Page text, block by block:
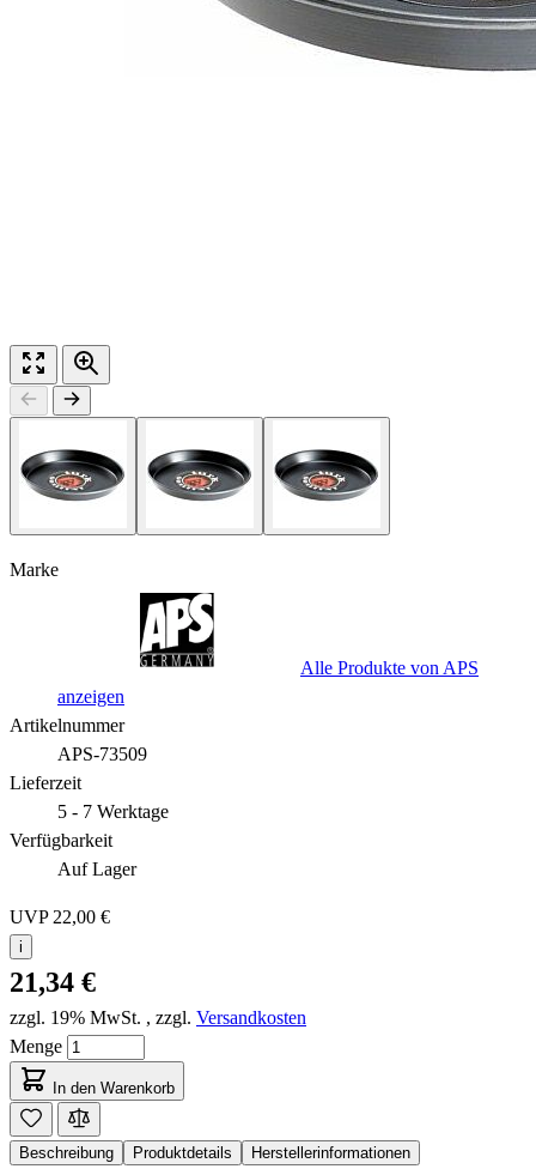
Marke
Alle Produkte von APS
anzeigen
Artikelnummer
APS-73509
Lieferzeit
5 - 7 Werktage
Verfügbarkeit
Auf Lager
UVP 22,00 €
i
21,34 €
zzgl. 19% MwSt. , zzgl. Versandkosten
Menge
In den Warenkorb
Beschreibung Produktdetails Herstellerinformationen